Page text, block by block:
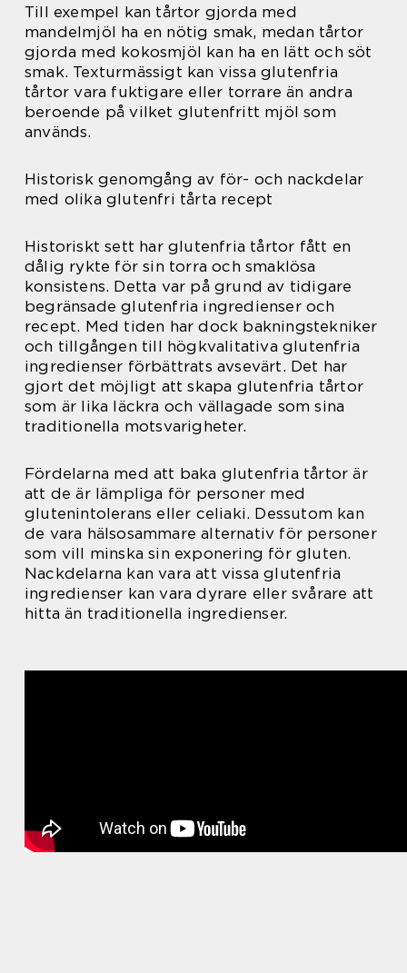
Till exempel kan tårtor gjorda med
mandelmjöl ha en nötig smak, medan tårtor
gjorda med kokosmjöl kan ha en lätt och söt
smak. Texturmässigt kan vissa glutenfria
tårtor vara fuktigare eller torrare än andra
beroende på vilket glutenfritt mjöl som
används.
Historisk genomgång av för- och nackdelar
med olika glutenfri tårta recept
Historiskt sett har glutenfria tårtor fått en
dålig rykte för sin torra och smaklösa
konsistens. Detta var på grund av tidigare
begränsade glutenfria ingredienser och
recept. Med tiden har dock bakningstekniker
och tillgången till högkvalitativa glutenfria
ingredienser förbättrats avsevärt. Det har
gjort det möjligt att skapa glutenfria tårtor
som är lika läckra och vällagade som sina
traditionella motsvarigheter.
Fördelarna med att baka glutenfria tårtor är
att de är lämpliga för personer med
glutenintolerans eller celiaki. Dessutom kan
de vara hälsosammare alternativ för personer
som vill minska sin exponering för gluten.
Nackdelarna kan vara att vissa glutenfria
ingredienser kan vara dyrare eller svårare att
hitta än traditionella ingredienser.